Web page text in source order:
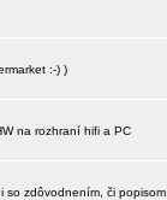
:-) )
na rozhraní hifi a PC
so zdôvodnením, či